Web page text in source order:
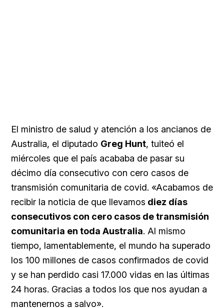
El ministro de salud y atención a los ancianos de
Australia, el diputado Greg Hunt, tuiteó el
miércoles que el país acababa de pasar su
décimo día consecutivo con cero casos de
transmisión comunitaria de covid. «Acabamos de
recibir la noticia de que llevamos diez días
consecutivos con cero casos de transmisión
comunitaria en toda Australia. Al mismo
tiempo, lamentablemente, el mundo ha superado
los 100 millones de casos confirmados de covid
y se han perdido casi 17.000 vidas en las últimas
24 horas. Gracias a todos los que nos ayudan a
mantenernos a salvo».